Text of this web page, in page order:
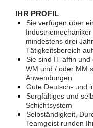
IHR PROFIL
Sie verfügen über
mindestens drei
Tätigkeitsbereich auf
Sie sind IT-affin
WM und / oder MM
Anwendungen
Gute Deutsch- und
Sorgfältiges und
Schichtsystem
Selbständigkeit,
Teamgeist runden